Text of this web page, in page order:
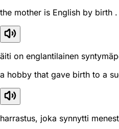
the mother is English by birth .
äiti on englantilainen
a hobby that gave birth to a
harrastus, joka synnytti